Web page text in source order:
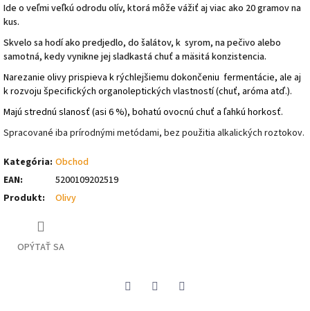
Ide o veľmi veľkú odrodu olív, ktorá môže vážiť aj viac ako 20 gramov na
kus.
Skvelo sa hodí ako predjedlo, do šalátov, k syrom, na pečivo alebo
samotná, kedy vynikne jej sladkastá chuť a mäsitá konzistencia.
Narezanie olivy prispieva k rýchlejšiemu dokončeniu fermentácie, ale aj
k rozvoju špecifických organoleptických vlastností (chuť, aróma atď.).
Majú strednú slanosť (asi 6 %), bohatú ovocnú chuť a ľahkú horkosť.
Spracované iba prírodnými metódami, bez použitia alkalických roztokov.
Kategória: Obchod
EAN:
5200109202519
Produkt: Olivy
OPÝTAŤ SA